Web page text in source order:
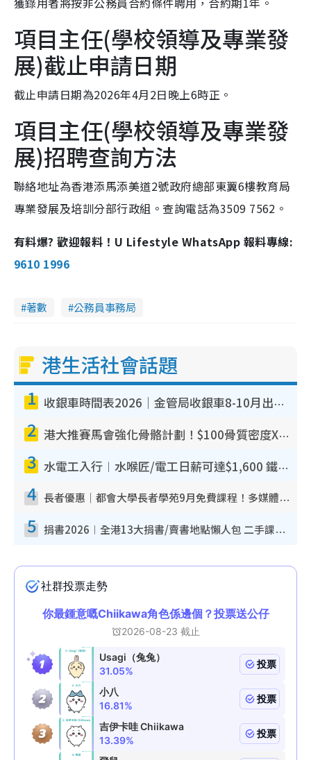
項目主任(學校領導及專業發
展)截止申請日期
截止申請日期為2026年4月2日晚上6時正。
項目主任(學校領導及專業發
展)招聘查詢方法
聯絡地址為香港添馬添美道2號政府總部東翼6樓教育局
專業發展及培訓分部行政組。查詢電話為3509 7562。
有料爆? 歡迎報料！U Lifestyle WhatsApp 報料專線:
9610 1996
著數 公務員事務局
港生活社會話題
1 收銀車時間表2026｜金管局收銀車8-10月出沒地點+時間！無須手續費！硬幣免費轉現鈔或增值至八達通
2 港大推賽馬會強化骨骼計劃！$100骨質密度X光檢查 完成免費運動訓練送超市禮券！附參加資格
3 水電工入行︱水喉匠/電工日薪可達$1,600 鐵飯碗職業難被AI取代！附薪酬參考＋入行考牌途徑
4 長者優惠｜都會大學長者學苑9月免費課程！多媒體/微電影創作/網絡安全 附報名方法教學
5 捐書2026︱全港13大捐書/賣書地點懶人包 二手課本最高$150＋舊書換免費咖啡/戲票